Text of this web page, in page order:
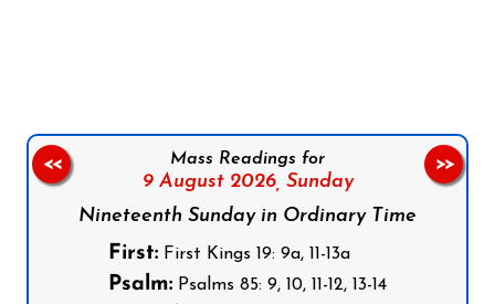
Mass Readings for
9 August 2026, Sunday
Nineteenth Sunday in Ordinary Time
First: First Kings 19: 9a, 11-13a
Psalm: Psalms 85: 9, 10, 11-12, 13-14
<< >>